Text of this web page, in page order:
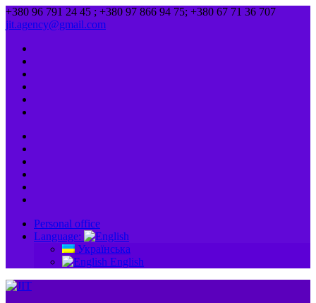
+380 96 791 24 45 ; +380 97 866 94 75; +380 67 71 36 707
jit.agency@gmail.com
Personal office
Language:
Українська
English